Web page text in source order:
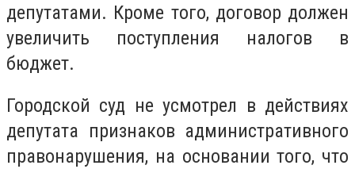
депутатами. Кроме того, договор должен
увеличить поступления налогов в
бюджет.
Городской суд не усмотрел в действиях
депутата признаков административного
правонарушения, на основании того, что